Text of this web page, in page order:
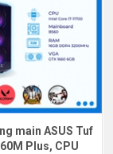
main ASUS Tuf
Plus, CPU